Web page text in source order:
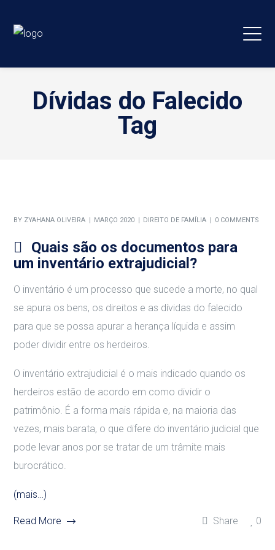
Dívidas do Falecido
Tag
BY ZYAHANA OLIVEIRA MARÇO 2020 DIREITO DE FAMÍLIA 0 COMMENTS
Quais são os documentos para
um inventário extrajudicial?
O inventário é um processo que sucede a morte, no qual
se apura os bens, os direitos e as dívidas do falecido
para que se possa apurar a herança líquida e assim
poder dividir entre os herdeiros.
O inventário extrajudicial é o mais indicado quando os
herdeiros estão de acordo em como dividir o
patrimônio. É a forma mais rápida e, na maioria das
vezes, mais barata, o que difere do inventário judicial que
pode levar anos por se tratar de um trâmite mais
burocrático.
(mais…)
Read More Share 0